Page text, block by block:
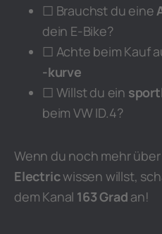
☐ Brauchst du eine
dein E-Bike?
☐ Achte beim Kauf
-kurve
☐ Willst du ein
beim VW ID.4?
Wenn du noch mehr
Electricwissen willst,
dem Kanal 163 Grad an!